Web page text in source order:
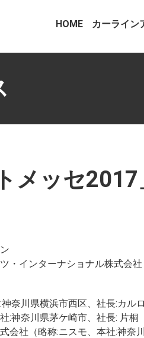
ズ事業部
HOME カーライン
メッセ
・インターナショナル株式会社
奈川県横浜市西区、社長:カル
:神奈川県茅ケ崎市、社長: 片
会社（略称:ニスモ、本社:神